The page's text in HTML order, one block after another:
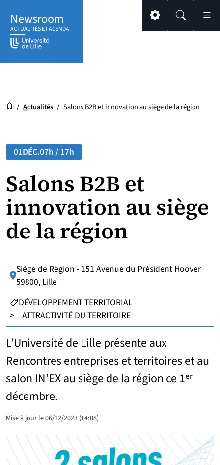
contenu
au
menu
principal
pied
Newsroom
ACTUALITÉS ET AGENDA Paramétrage
Newsroom
Accueil
/ Actualités / Salons B2B et innovation au siège de la région
Salons B2B et
innovation au siège
de la région
01DÉC.07h / 17h
Siège de Région - 151 Avenue du Président Hoover
59800, Lille
CATÉGORIES :
DÉVELOPPEMENT TERRITORIAL
>
ATTRACTIVITÉ DU TERRITOIRE
L'Université de Lille présente aux
Rencontres entreprises et territoires et au
salon IN'EX au siège de la région ce 1ᵉʳ
décembre.
Mise à jour le 06/12/2023 (14:08)